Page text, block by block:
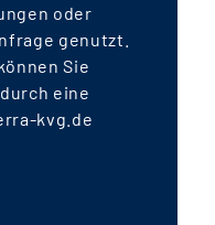
oder
genutzt.
Sie
eine
kvg.de